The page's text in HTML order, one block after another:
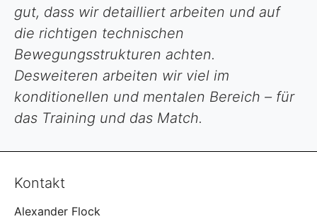
gut, dass wir detailliert arbeiten und auf
die richtigen technischen
Bewegungsstrukturen achten.
Desweiteren arbeiten wir viel im
konditionellen und mentalen Bereich – für
das Training und das Match.
Kontakt
Alexander Flock